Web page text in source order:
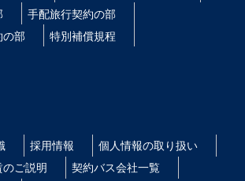
手配旅行契約の部
の部
特別補償規程
採用情報
個人情報の取り扱い
ご説明
契約バス会社一覧